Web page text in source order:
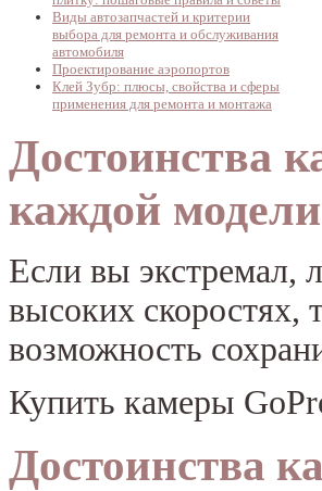
Виды автозапчастей и критерии
выбора для ремонта и обслуживания
автомобиля
Проектирование аэропортов
Клей Зубр: плюсы, свойства и сферы
применения для ремонта и монтажа
Достоинства
каждой модели
Если вы экстремал,
высоких скоростях,
возможность
Купить камеры
Достоинства